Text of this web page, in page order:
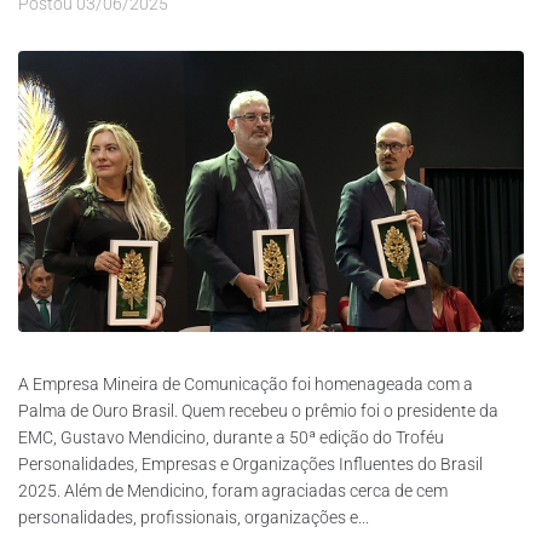
A Empresa Mineira de Comunicação foi homenageada com a
Palma de Ouro Brasil. Quem recebeu o prêmio foi o presidente da
EMC, Gustavo Mendicino, durante a 50ª edição do Troféu
Personalidades, Empresas e Organizações Influentes do Brasil
2025. Além de Mendicino, foram agraciadas cerca de cem
personalidades, profissionais, organizações e...